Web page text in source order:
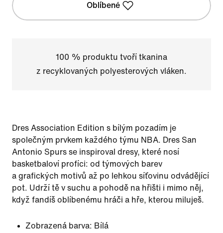
Oblíbené
100 % produktu tvoří tkanina
z recyklovaných polyesterových vláken.
Dres Association Edition s bílým pozadím je
společným prvkem každého týmu NBA. Dres San
Antonio Spurs se inspiroval dresy, které nosí
basketbaloví profíci: od týmových barev
a grafických motivů až po lehkou síťovinu odvádějící
pot. Udrží tě v suchu a pohodě na hřišti i mimo něj,
když fandíš oblíbenému hráči a hře, kterou miluješ.
Zobrazená barva: Bílá